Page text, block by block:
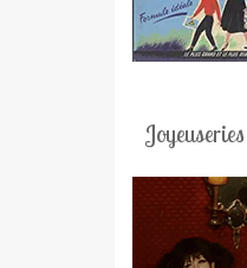
Joyeuseries